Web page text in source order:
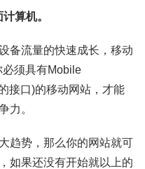
算机。
备流量的快速成长，移动
须具有Mobile
接口)的移动网站，才能
力。
趋势，那么你的网站就可
如果还没有开始就以上的